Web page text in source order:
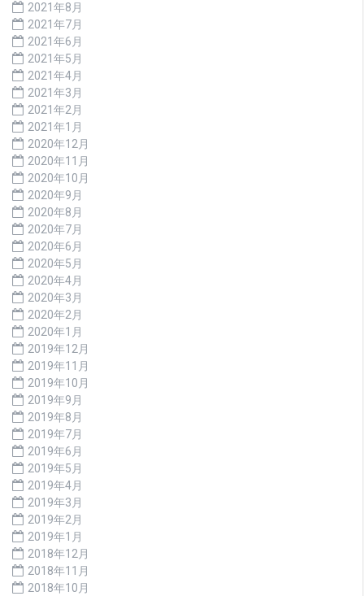
2021年8月
2021年7月
2021年6月
2021年5月
2021年4月
2021年3月
2021年2月
2021年1月
2020年12月
2020年11月
2020年10月
2020年9月
2020年8月
2020年7月
2020年6月
2020年5月
2020年4月
2020年3月
2020年2月
2020年1月
2019年12月
2019年11月
2019年10月
2019年9月
2019年8月
2019年7月
2019年6月
2019年5月
2019年4月
2019年3月
2019年2月
2019年1月
2018年12月
2018年11月
2018年10月